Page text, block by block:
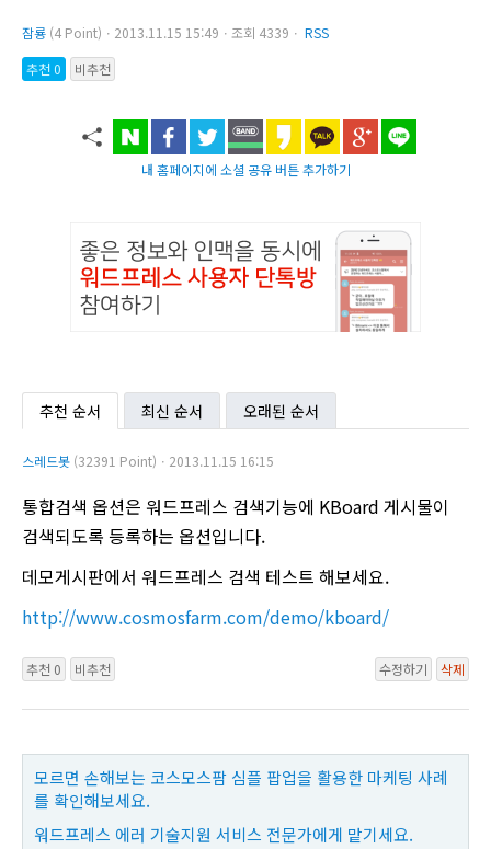
잠룡 (4 Point)ㆍ2013.11.15 15:49ㆍ조회 4339ㆍ RSS
추천 0
비추천
내 홈페이지에 소셜 공유 버튼 추가하기
추천 순서 최신 순서 오래된 순서
스레드봇 (32391 Point)ㆍ2013.11.15 16:15
통합검색 옵션은 워드프레스 검색기능에 KBoard 게시물이
검색되도록 등록하는 옵션입니다.
데모게시판에서 워드프레스 검색 테스트 해보세요.
http://www.cosmosfarm.com/demo/kboard/
추천 0 비추천 수정하기 삭제
모르면 손해보는 코스모스팜 심플 팝업을 활용한 마케팅 사례
를 확인해보세요.
워드프레스 에러 기술지원 서비스 전문가에게 맡기세요.